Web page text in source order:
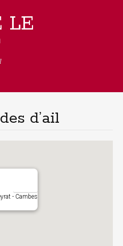
LE
d’ail
- Cambes